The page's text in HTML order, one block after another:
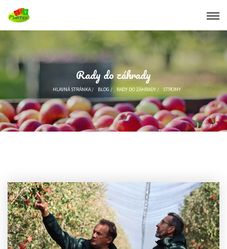
Rady do záhrady
HLAVNÁ STRÁNKA/ BLOG / RADY DO ZÁHRADY/ STROMY